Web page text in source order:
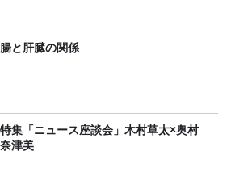
腸と肝臓の関係
特集「ニュース座談会」木村草太×奥村
奈津美